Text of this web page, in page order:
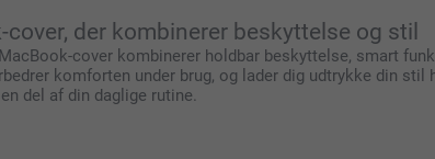
der kombinerer beskyttelse og stil
cover kombinerer holdbar beskyttelse, smart
komforten under brug, og lader dig udtrykke din
del af din daglige rutine.